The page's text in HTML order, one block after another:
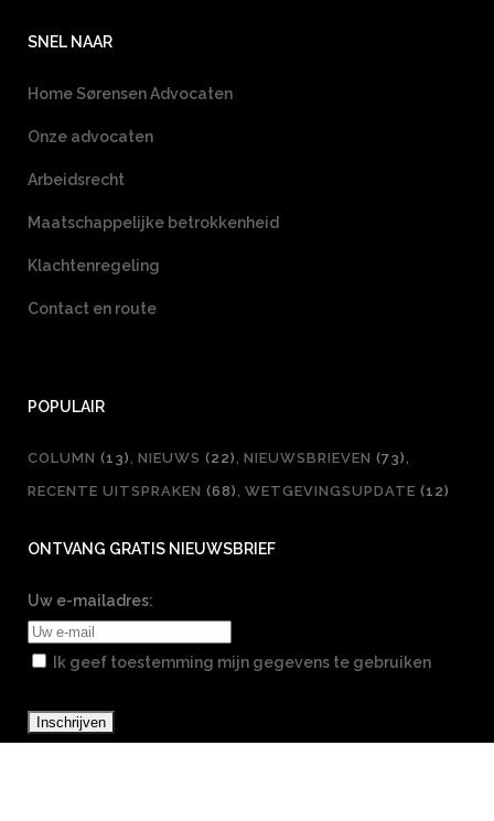
SNEL NAAR
Home Sørensen Advocaten
Onze advocaten
Arbeidsrecht
Maatschappelijke betrokkenheid
Klachtenregeling
Contact en route
POPULAIR
COLUMN (13) NIEUWS (22) NIEUWSBRIEVEN (73)
RECENTE UITSPRAKEN (68) WETGEVINGSUPDATE (12)
ONTVANG GRATIS NIEUWSBRIEF
Uw e-mailadres:
Ik geef toestemming mijn gegevens te gebruiken